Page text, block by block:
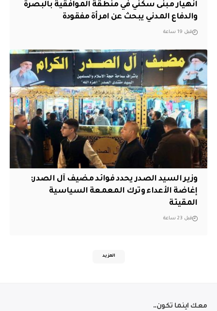
انهيار مبنى سكني في منطقة الموافقية بالبصرة
والدفاع المدني يبحث عن امرأة مفقودة
قبل 19 ساعة
وزير السيد الصدر يحدد فوائد مضيف آل الصدر:
إغاضة الأعداء وترك المعمعة السياسية
المقيتة
قبل 23 ساعة
المزيد
معك اينما تكون..